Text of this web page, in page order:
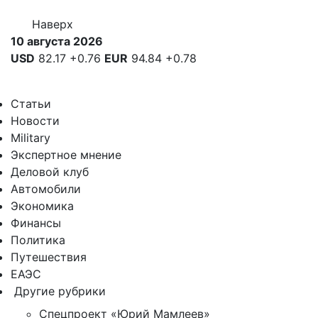
Наверх
10 августа 2026
USD 82.17 +0.76 EUR 94.84 +0.78
Статьи
Новости
Military
Экспертное мнение
Деловой клуб
Автомобили
Экономика
Финансы
Политика
Путешествия
ЕАЭС
Другие рубрики
Спецпроект «Юрий Мамлеев»